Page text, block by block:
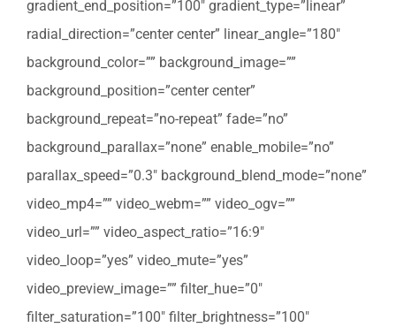
gradient_end_position=”100″ gradient_type=”linear”
radial_direction=”center center” linear_angle=”180″
background_color=”” background_image=””
background_position=”center center”
background_repeat=”no-repeat” fade=”no”
background_parallax=”none” enable_mobile=”no”
parallax_speed=”0.3″ background_blend_mode=”none”
video_mp4=”” video_webm=”” video_ogv=””
video_url=”” video_aspect_ratio=”16:9″
video_loop=”yes” video_mute=”yes”
video_preview_image=”” filter_hue=”0″
filter_saturation=”100″ filter_brightness=”100″